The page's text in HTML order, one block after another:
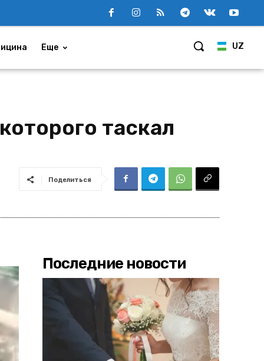
UZ
Еще
таскал
Поделиться
Последние новости